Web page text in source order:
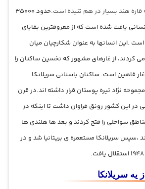
قاره هند بسیار در هم تنیده است.
حدود ۳۵۰۰۰
یافت شده است که از معروفترین بقایای
است .این انسانها به عنوان شکارچیان میان
کردند، از غارهای مشهور که نخسین ساکنان را
غار فاهین است. ساکنان باستانی سریلانکا
نژاد تیره پوستان قرار داشته اند.در قرن
در این کشور رونق فراوان داشت تا اینکه در
ها مناطق سواحلی را فتح کردند و بعد ها هلندی ها
،سپس سریلانکا مستعمره ی بریتانیا شد و در
یه سریلانکا